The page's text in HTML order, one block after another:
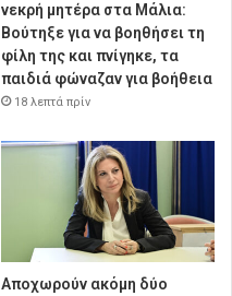
νεκρή μητέρα στα Μάλια:
Βούτηξε για να βοηθήσει τη
φίλη της και πνίγηκε, τα
παιδιά φώναζαν για βοήθεια
18 λεπτά πρίν
Αποχωρούν ακόμη δύο